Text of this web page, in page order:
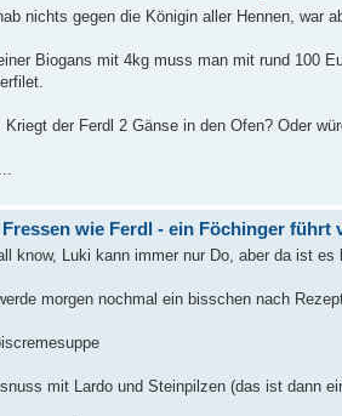
nichts gegen die Königin aller Hennen, war
Biogans mit 4kg muss man mit rund 100
Kriegt der Ferdl 2 Gänse in den Ofen? Oder
Fressen wie Ferdl - ein Föchinger führt
know, Luki kann immer nur Do, aber da ist es
morgen nochmal ein bisschen nach
mit Lardo und Steinpilzen (das ist dann